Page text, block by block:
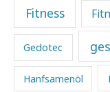
Fitness
Gedotec
Hanfsamenöl